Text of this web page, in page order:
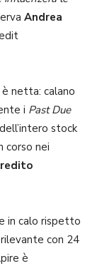
Andrea
netta: calano
i Past Due
stock
corso nei
in calo rispetto
con 24
è